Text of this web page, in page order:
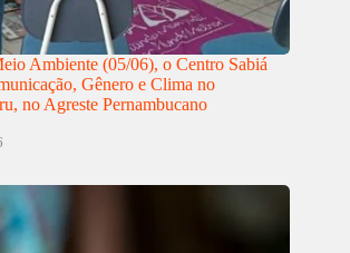
Ambiente (05/06), o Centro Sabiá
Gênero e Clima no
no Agreste Pernambucano